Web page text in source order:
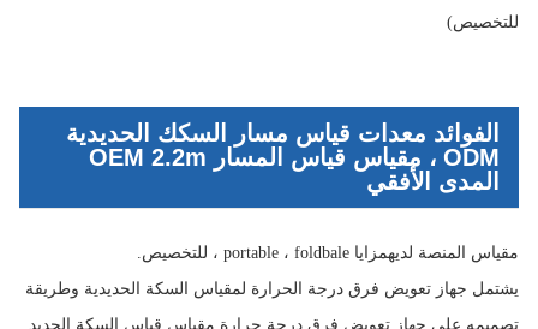
للتخصيص)
الفوائد معدات قياس مسار السكك الحديدية
ODM ، مقياس قياس المسار OEM 2.2m
المدى الأفقي
مقياس المنصة لديهمزايا p ortable ، foldbale ، للتخصيص.
يشتمل جهاز تعويض فرق درجة الحرارة لمقياس السكة الحديدية وطريقة
تصميمه على جهاز تعويض فرق درجة حرارة مقياس قياس السكة الحديد